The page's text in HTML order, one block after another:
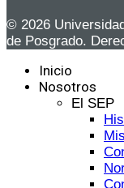
© 2026
de Posgrado.
Inicio
Nosotros
El SEP